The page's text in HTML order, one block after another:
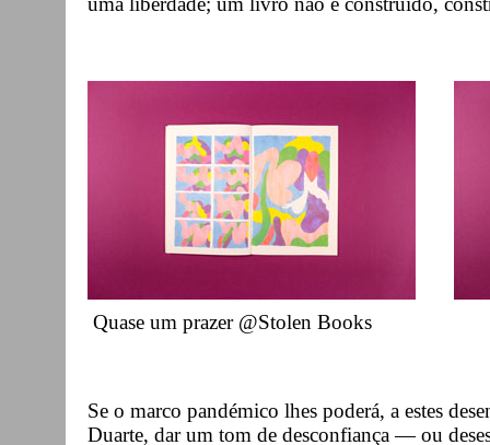
Quase um prazer
Se o marco pandémico lhes poderá, a estes
Duarte, dar um tom de desconfiança — ou